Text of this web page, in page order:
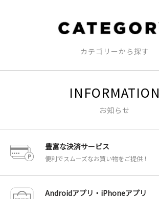
カテゴリーから探す
INFORMATION
お知らせ
豊富な決済サービス
便利でスムーズなお買い物をご提供！
Androidアプリ・iPhoneアプリ